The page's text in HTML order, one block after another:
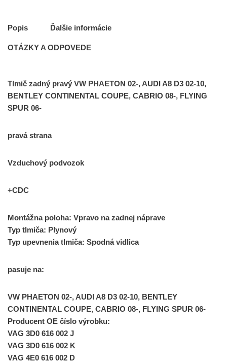
Popis Ďalšie informácie
OTÁZKY A ODPOVEDE
Tlmič zadný pravý VW PHAETON 02-, AUDI A8 D3 02-10,
BENTLEY CONTINENTAL COUPE, CABRIO 08-, FLYING
SPUR 06-
pravá strana
Vzduchový podvozok
+CDC
Montážna poloha: Vpravo na zadnej náprave
Typ tlmiča: Plynový
Typ upevnenia tlmiča: Spodná vidlica
pasuje na:
VW PHAETON 02-, AUDI A8 D3 02-10, BENTLEY
CONTINENTAL COUPE, CABRIO 08-, FLYING SPUR 06-
Producent OE číslo výrobku:
VAG 3D0 616 002 J
VAG 3D0 616 002 K
VAG 4E0 616 002 D